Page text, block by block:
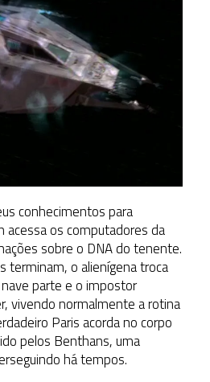
conhecimentos para
acessa os computadores da
sobre o DNA do tenente.
terminam, o alienígena troca
parte e o impostor
vivendo normalmente a rotina
Paris acorda no corpo
pelos Benthans, uma
há tempos.